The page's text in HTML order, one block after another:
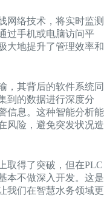
网络技术，将实时监测
过手机或电脑访问平
大地提升了管理效率和
，其背后的软件系统同
到的数据进行深度分
信息。这种智能分析能
风险，避免突发状况造
取得了突破，但在PLC
本不做深入开发。这是
我们在智慧水务领域更